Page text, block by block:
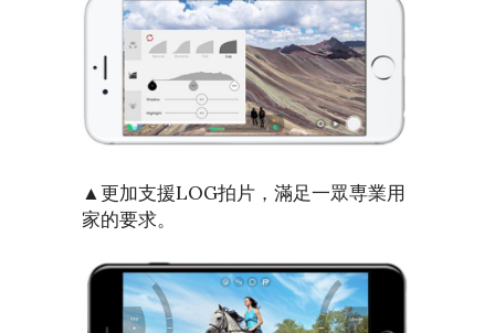
▲更加支援LOG拍片，滿足一眾専業用
家的要求。